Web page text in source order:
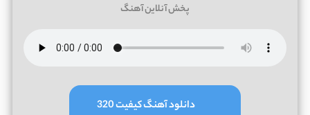
پخش آنلاین آهنگ
دانلود آهنگ کیفیت 320